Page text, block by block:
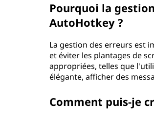
Pourquoi la
AutoHotkey ?
La gestion des erreurs est
et éviter les plantages de
appropriées, telles que
élégante, afficher des
Comment puis-je